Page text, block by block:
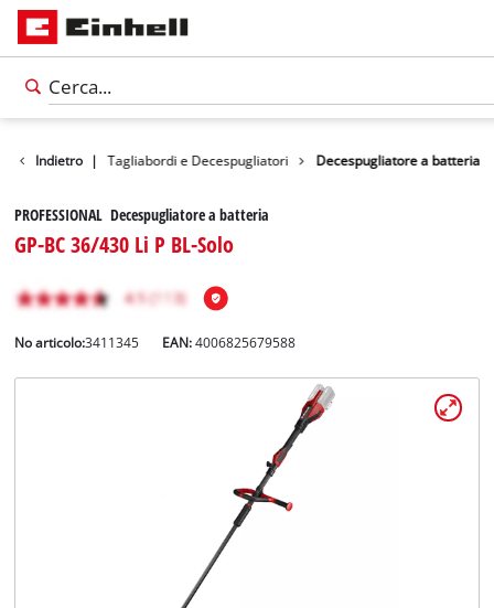
Indietro |
Giardino Tagliabordi e Decespugliatori Decespugliatore a batteria
PROFESSIONAL Decespugliatore a batteria
GP-BC 36/430 Li P BL-Solo
No articolo:3411345 EAN:4006825679588